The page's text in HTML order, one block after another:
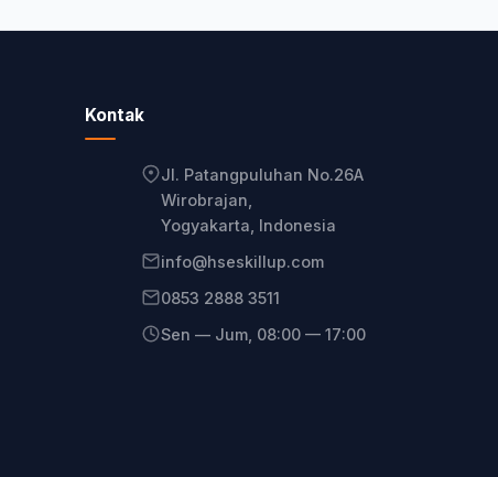
Kontak
Jl. Patangpuluhan No.26A
Wirobrajan,
Yogyakarta, Indonesia
info@hseskillup.com
0853 2888 3511
Sen — Jum, 08:00 — 17:00